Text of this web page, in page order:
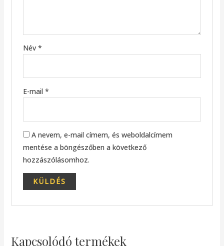
Név *
E-mail *
A nevem, e-mail címem, és weboldalcímem
mentése a böngészőben a következő
hozzászólásomhoz.
Kapcsolódó termékek